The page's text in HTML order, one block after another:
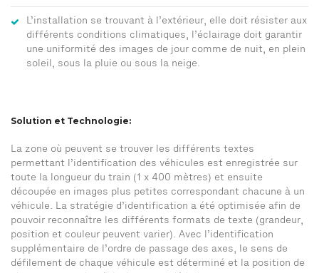
L’installation se trouvant à l’extérieur, elle doit résister aux
différents conditions climatiques, l’éclairage doit garantir
une uniformité des images de jour comme de nuit, en plein
soleil, sous la pluie ou sous la neige.
Solution et Technologie:
La zone où peuvent se trouver les différents textes
permettant l’identification des véhicules est enregistrée sur
toute la longueur du train (1 x 400 mètres) et ensuite
découpée en images plus petites correspondant chacune à un
véhicule. La stratégie d’identification a été optimisée afin de
pouvoir reconnaître les différents formats de texte (grandeur,
position et couleur peuvent varier). Avec l’identification
supplémentaire de l’ordre de passage des axes, le sens de
défilement de chaque véhicule est déterminé et la position de